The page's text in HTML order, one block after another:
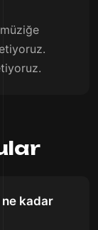
ne kadar